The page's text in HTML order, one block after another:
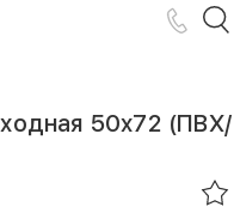
50х72 (ПВХ/